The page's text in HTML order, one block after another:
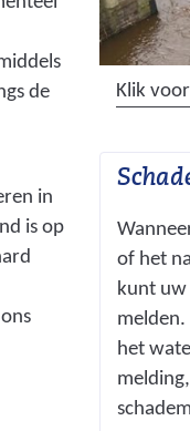
de
in
is op
Klik
of het
kunt uw
het